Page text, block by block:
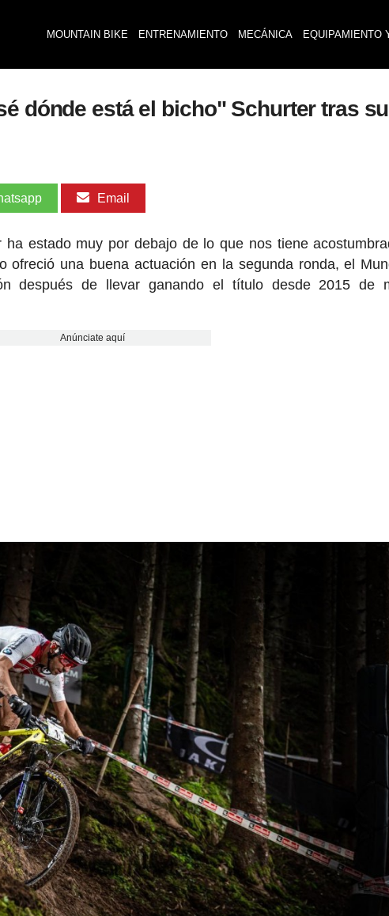
MOUNTAIN BIKE ENTRENAMIENTO MECÁNICA EQUIPAMIENTO
dónde está el bicho" Schurter tras
Email
estado muy por debajo de lo que nos tiene
ofreció una buena actuación en la segunda ronda, el
después de llevar ganando el título desde 2015 de
Anúnciate aquí